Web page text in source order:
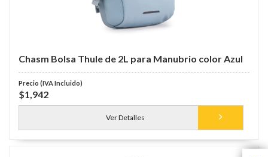
Chasm Bolsa Thule de 2L para Manubrio color Azul
$1,942
Ver Detalles